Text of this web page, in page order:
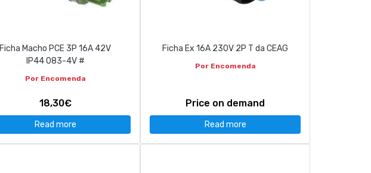
Ficha Macho PCE 3P 16A 42V
IP44 083-4V #
Por Encomenda
18,30€
Read more
Ficha Ex 16A 230V 2P T da CEAG
Por Encomenda
Price on demand
Read more